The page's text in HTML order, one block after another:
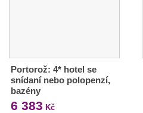
Portorož: 4* hotel se
snídaní nebo polopenzí,
bazény
6 383 Kč